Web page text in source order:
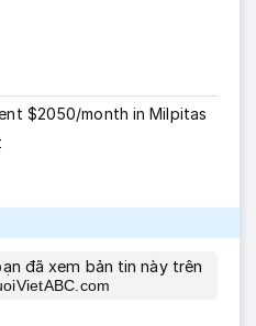
$2050/month in Milpitas
đã xem bản tin này trên